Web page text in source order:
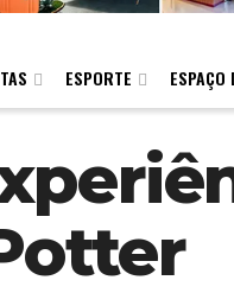
ESPORTE ESPAÇO